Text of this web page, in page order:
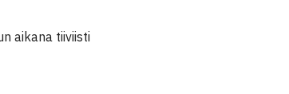
aikana tiiviisti